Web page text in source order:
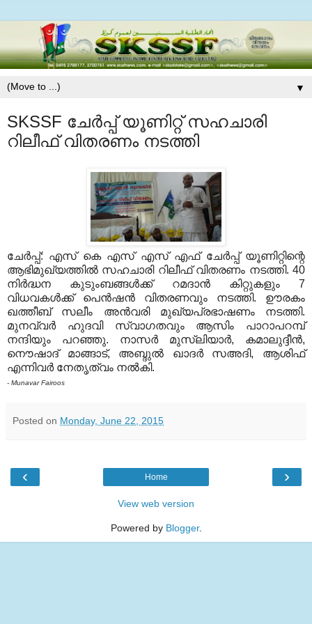
▼
SKSSF ചേര്‍പ്പ് യൂണിറ്റ് സഹചാരി
റിലീഫ് വിതരണം നടത്തി
ചേര്‍പ്പ്: എസ് കെ എസ് എസ് എഫ് ചേര്‍പ്പ് യൂണിറ്റിന്റെ
ആഭിമുഖ്യത്തില്‍ സഹചാരി റിലീഫ് വിതരണം നടത്തി. 40
നിര്‍ദ്ധന കുടുംബങ്ങള്‍ക്ക് റമദാന്‍ കിറ്റുകളും 7
വിധവകള്‍ക്ക് പെന്‍ഷന്‍ വിതരണവും നടത്തി. ഊരകം
ഖത്തീബ് സലീം അന്‍വരി മുഖ്യപ്രഭാഷണം നടത്തി.
മുനവ്വര്‍ ഹുദവി സ്വാഗതവും ആസിം പാറാപറമ്പ്
നന്ദിയും പറഞ്ഞു. നാസര്‍ മുസ്ലിയാര്‍, കമാലുദ്ദീന്‍,
നൌഷാദ് മാങ്ങാട്, അബ്ദുല്‍ ഖാദര്‍ സഅദി, ആശിഫ്
എന്നിവര്‍ നേതൃത്വം നല്‍കി.
- Munavar Fairoos
Posted on Monday, June 22, 2015
‹ ›
Home
View web version
Powered by Blogger.